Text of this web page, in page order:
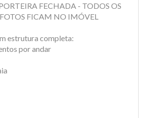
FECHADA - TODOS OS
FICAM NO IMÓVEL
estrutura completa:
por andar